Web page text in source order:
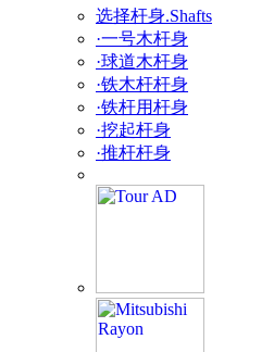
选择杆身.Shafts
·一号木杆身
·球道木杆身
·铁木杆杆身
·铁杆用杆身
·挖起杆身
·推杆杆身